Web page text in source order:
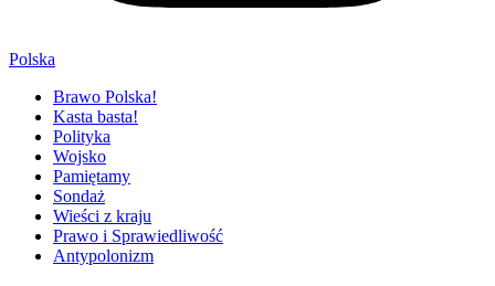
Polska
Brawo Polska!
Kasta basta!
Polityka
Wojsko
Pamiętamy
Sondaż
Wieści z kraju
Prawo i Sprawiedliwość
Antypolonizm